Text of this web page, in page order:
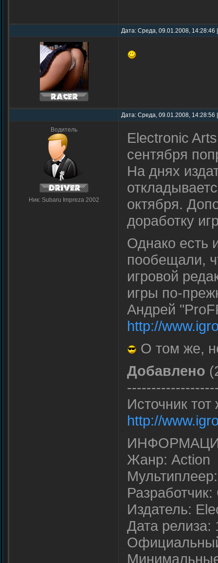
Дата: Среда, 09.01.2008,
Дата: Среда, 09.01.2008,
Водитель
Ник: Subaru Impreza 2002
Electronic
сентября
На днях
октября.
доработку
Однако есть
пообещали,
игровой
игры по-
Андрей
http://
О том же,
Добавлено
Источник тот
http://
Жанр: Action
Издатель:
Дата релиза: